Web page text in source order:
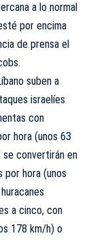
a lo normal
por encima
de prensa el
suben a
israelíes
con
hora (unos 63
se convertirán en
por hora (unos
a cinco, con
178 km/h) o